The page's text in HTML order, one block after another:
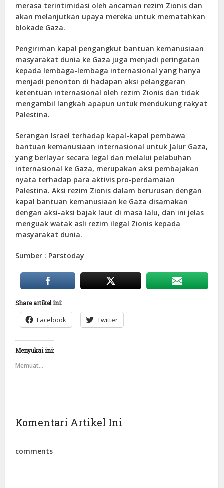
merasa terintimidasi oleh ancaman rezim Zionis dan
akan melanjutkan upaya mereka untuk mematahkan
blokade Gaza.
Pengiriman kapal pengangkut bantuan kemanusiaan
masyarakat dunia ke Gaza juga menjadi peringatan
kepada lembaga-lembaga internasional yang hanya
menjadi penonton di hadapan aksi pelanggaran
ketentuan internasional oleh rezim Zionis dan tidak
mengambil langkah apapun untuk mendukung rakyat
Palestina.
Serangan Israel terhadap kapal-kapal pembawa
bantuan kemanusiaan internasional untuk Jalur Gaza,
yang berlayar secara legal dan melalui pelabuhan
internasional ke Gaza, merupakan aksi pembajakan
nyata terhadap para aktivis pro-perdamaian
Palestina. Aksi rezim Zionis dalam berurusan dengan
kapal bantuan kemanusiaan ke Gaza disamakan
dengan aksi-aksi bajak laut di masa lalu, dan ini jelas
menguak watak asli rezim ilegal Zionis kepada
masyarakat dunia.
Sumber : Parstoday
Share artikel ini:
Facebook Twitter
Menyukai ini:
Memuat...
Komentari Artikel Ini
comments